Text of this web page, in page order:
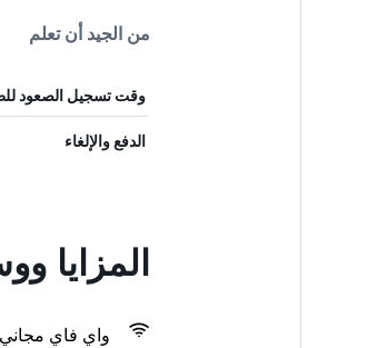
من الجيد أن تعلم
وقت تسجيل الصعود
الدفع والإلغاء
المزايا
واي فاي مجاني